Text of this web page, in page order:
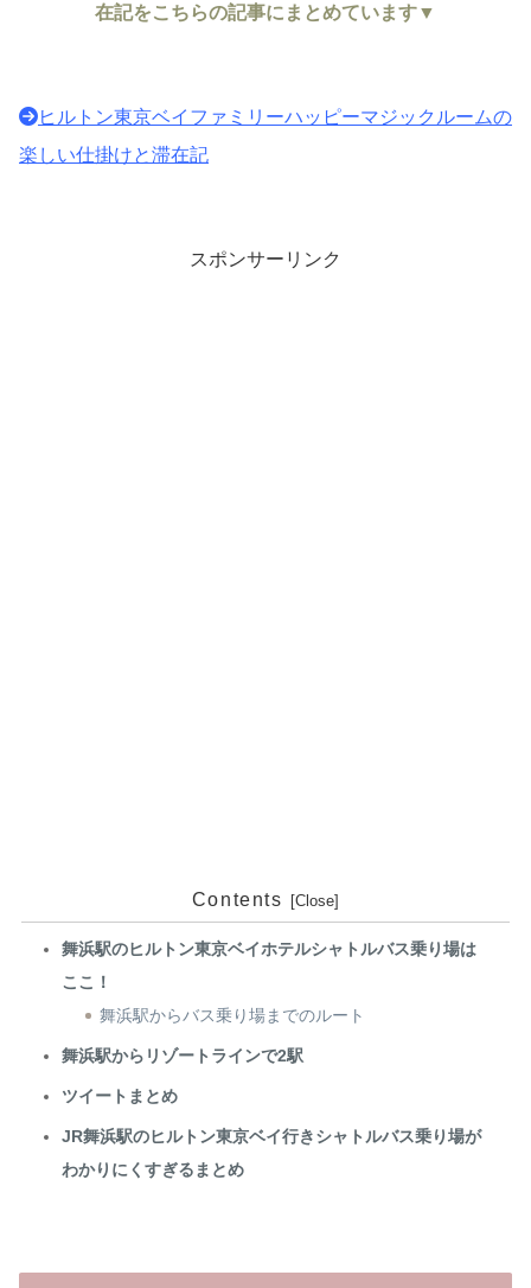
在記をこちらの記事にまとめています▼
ヒルトン東京ベイファミリーハッピーマジックルームの
楽しい仕掛けと滞在記
スポンサーリンク
Contents
舞浜駅のヒルトン東京ベイホテルシャトルバス乗り場は
ここ！
舞浜駅からバス乗り場までのルート
舞浜駅からリゾートラインで2駅
ツイートまとめ
JR舞浜駅のヒルトン東京ベイ行きシャトルバス乗り場が
わかりにくすぎるまとめ